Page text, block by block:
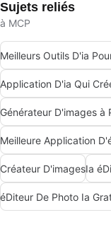
Sujets reliés
à MCP
Application D'ia Qui
Meilleure Application
Créateur D'imagesIa
éDiteur De Photo Ia